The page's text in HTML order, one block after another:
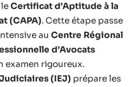
Certificat d’Aptitude à la
(CAPA). Cette étape passe
au Centre Régional
d’Avocats
examen rigoureux.
(IEJ) prépare les